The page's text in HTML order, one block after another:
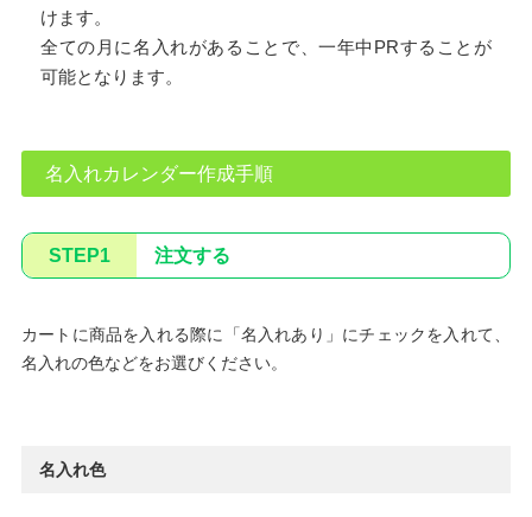
けます。
全ての月に名入れがあることで、一年中PRすることが
可能となります。
名入れカレンダー作成手順
STEP1 注文する
カートに商品を入れる際に「名入れあり」にチェックを入れて、
名入れの色などをお選びください。
名入れ色